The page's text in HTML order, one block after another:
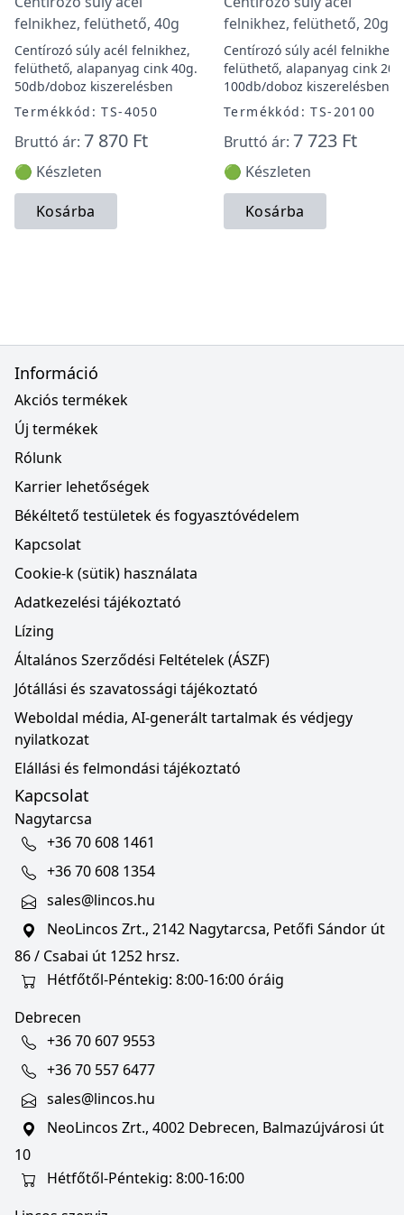
felnikhez, felüthető, 40g
Centírozó súly acél felnikhez,
felüthető, alapanyag cink 40g.
50db/doboz kiszerelésben
Termékkód: TS-4050
Bruttó ár: 7 870 Ft
🟢 Készleten
Kosárba
felnikhez, felüthető, 20g
Centírozó súly acél felnikhez,
felüthető, alapanyag cink
100db/doboz kiszerelésben
Termékkód: TS-20100
Bruttó ár: 7 723 Ft
🟢 Készleten
Kosárba
Információ
Akciós termékek
Új termékek
Rólunk
Karrier lehetőségek
Békéltető testületek és fogyasztóvédelem
Kapcsolat
Cookie-k (sütik) használata
Adatkezelési tájékoztató
Lízing
Általános Szerződési Feltételek (ÁSZF)
Jótállási és szavatossági tájékoztató
Weboldal média, AI-generált tartalmak és védjegy
nyilatkozat
Elállási és felmondási tájékoztató
Kapcsolat
Nagytarcsa
+36 70 608 1461
+36 70 608 1354
sales@lincos.hu
NeoLincos Zrt., 2142 Nagytarcsa, Petőfi Sándor út
86 / Csabai út 1252 hrsz.
Hétfőtől-Péntekig: 8:00-16:00 óráig
Debrecen
+36 70 607 9553
+36 70 557 6477
sales@lincos.hu
NeoLincos Zrt., 4002 Debrecen, Balmazújvárosi út
10
Hétfőtől-Péntekig: 8:00-16:00